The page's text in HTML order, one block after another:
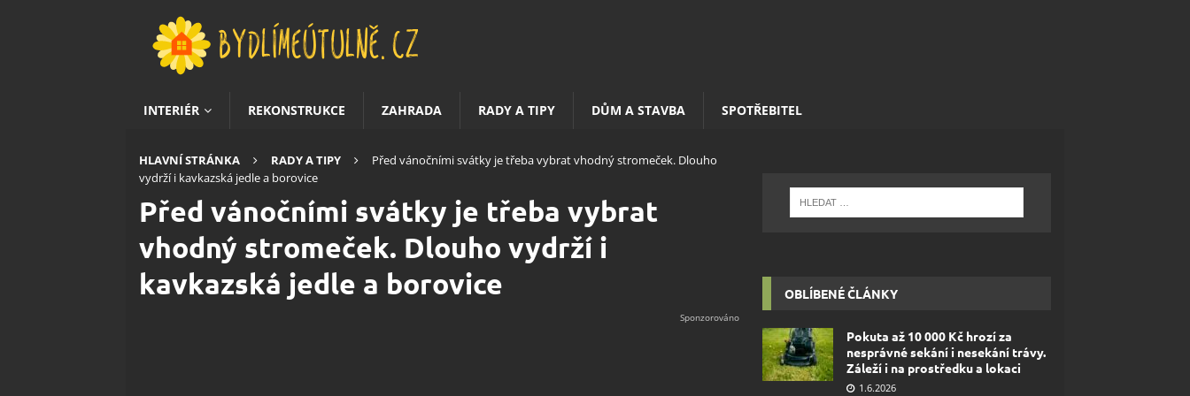
INTERIÉR REKONSTRUKCE ZAHRADA RADY A TIPY DŮM A STAVBA SPOTŘEBITEL
HLAVNÍ STRÁNKA RADY A TIPY
Před vánočními svátky je třeba vybrat vhodný stromeček. Dlouho
vydrží i kavkazská jedle a borovice
Před vánočními svátky je třeba vybrat
vhodný stromeček. Dlouho vydrží i
kavkazská jedle a borovice
OBLÍBENÉ ČLÁNKY
Pokuta až 10 000 Kč hrozí za
nesprávné sekání i nesekání trávy.
Záleží i na prostředku a lokaci
1.6.2026